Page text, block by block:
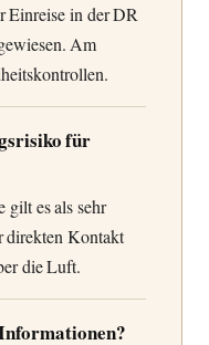
Einreise in der DR
Am
für
gilt es als sehr
direkten Kontakt
die Luft.